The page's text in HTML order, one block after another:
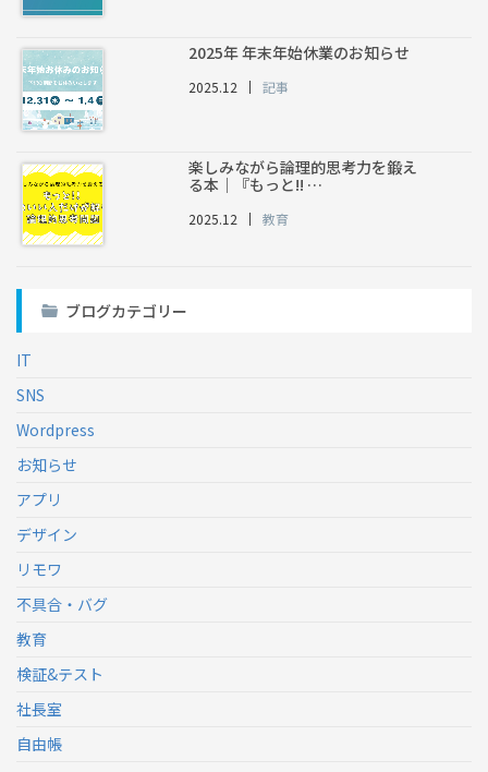
2025年 年末年始休業のお知らせ
2025.12 記事
楽しみながら論理的思考力を鍛え
る本｜『もっと!! …
2025.12 教育
ブログカテゴリー
IT
SNS
Wordpress
お知らせ
アプリ
デザイン
リモワ
不具合・バグ
教育
検証&テスト
社長室
自由帳